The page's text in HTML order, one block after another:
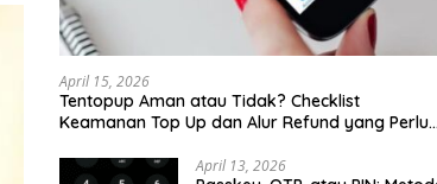
April 15, 2026
Tentopup Aman atau Tidak? Checklist
Keamanan Top Up dan Alur Refund yang Perlu
April 13, 2026